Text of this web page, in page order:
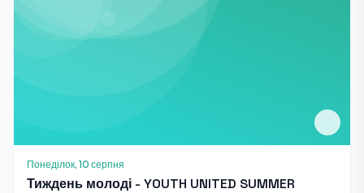
Понеділок, 10 серпня
Тиждень молоді - YOUTH UNITED SUMMER